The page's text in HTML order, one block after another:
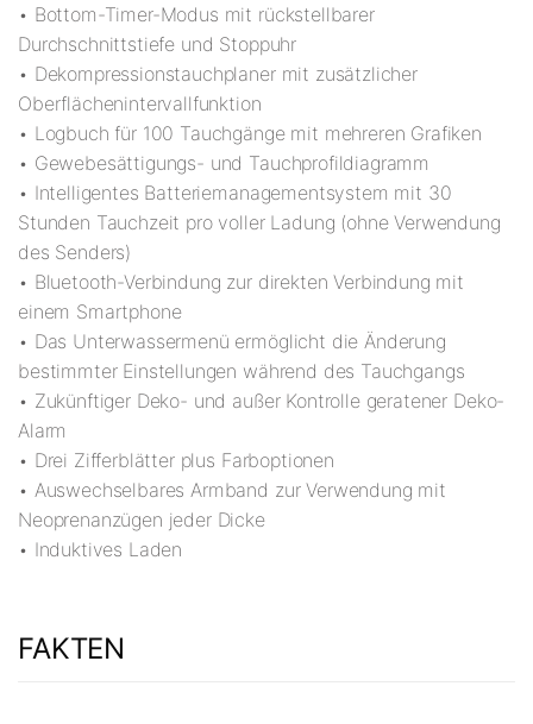
• Bottom-Timer-Modus mit rückstellbarer
Durchschnittstiefe und Stoppuhr
• Dekompressionstauchplaner mit zusätzlicher
Oberflächenintervallfunktion
• Logbuch für 100 Tauchgänge mit mehreren Grafiken
• Gewebesättigungs- und Tauchprofildiagramm
• Intelligentes Batteriemanagementsystem mit 30
Stunden Tauchzeit pro voller Ladung (ohne Verwendung
des Senders)
• Bluetooth-Verbindung zur direkten Verbindung mit
einem Smartphone
• Das Unterwassermenü ermöglicht die Änderung
bestimmter Einstellungen während des Tauchgangs
• Zukünftiger Deko- und außer Kontrolle geratener Deko-
Alarm
• Drei Zifferblätter plus Farboptionen
• Auswechselbares Armband zur Verwendung mit
Neoprenanzügen jeder Dicke
• Induktives Laden
FAKTEN